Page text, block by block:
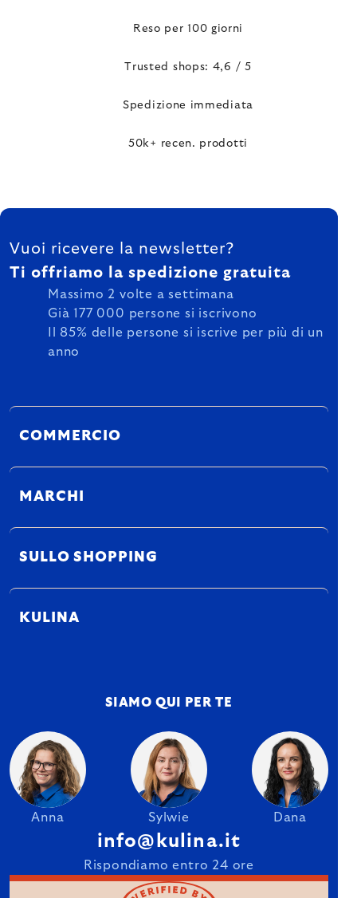
Reso per 100 giorni
Trusted shops: 4,6 / 5
Spedizione immediata
50k+ recen. prodotti
FOOTER
Vuoi ricevere la newsletter?
Ti offriamo la spedizione gratuita
Massimo 2 volte a settimana
Già 177 000 persone si iscrivono
Il 85% delle persone si iscrive per più di un
anno
COMMERCIO
MARCHI
SULLO SHOPPING
KULINA
SIAMO QUI PER TE
Anna Sylwie Dana
info@kulina.it
Rispondiamo entro 24 ore